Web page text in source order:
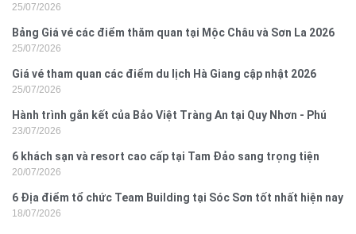
Đồ Sơn
25/07/2026
Bảng Giá vé các điểm thăm quan tại Mộc Châu và Sơn La 2026
25/07/2026
Giá vé tham quan các điểm du lịch Hà Giang cập nhật 2026
25/07/2026
Hành trình gắn kết của Bảo Việt Tràng An tại Quy Nhơn - Phú
Yên
23/07/2026
6 khách sạn và resort cao cấp tại Tam Đảo sang trọng tiện
nghi
20/07/2026
6 Địa điểm tổ chức Team Building tại Sóc Sơn tốt nhất hiện nay
18/07/2026